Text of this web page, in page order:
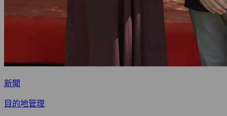
新聞
目的地管理